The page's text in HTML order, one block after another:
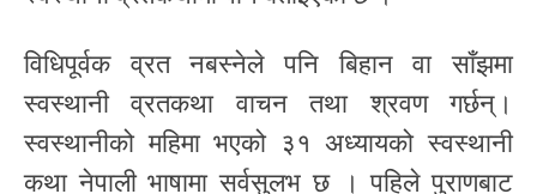
विधिपूर्वक व्रत नबस्नेले पनि बिहान वा साँझमा
स्वस्थानी व्रतकथा वाचन तथा श्रवण गर्छन्।
स्वस्थानीको महिमा भएको ३१ अध्यायको स्वस्थानी
कथा नेपाली भाषामा सर्वसुलभ छ । पहिले पुराणबाट